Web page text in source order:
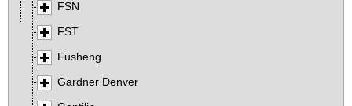
FSN
FST
Fusheng
Gardner Denver